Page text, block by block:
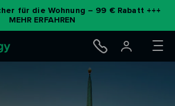
für die Wohnung – 99 € Rabatt +++
MEHR ERFAHREN
Inhalt